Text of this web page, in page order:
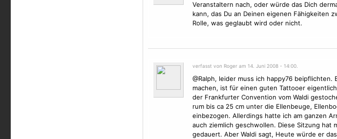
Veranstaltern nach, oder würde das Dich
kann, das Du an Deinen eigenen Fähigkeiten
Rolle, was geglaubt wird oder nicht.
verfasst von Roger am 14. Juni 2008 - 14:00.
@Ralph, leider muss ich happy76
machen, ist für einen guten Tattooer
der Frankfurter Convention vom Waldi
rum bis ca 25 cm unter die Ellenbeuge,
einbezogen. Allerdings hatte ich am ganzen
auch ziemlich geschwollen. Diese Sitzung hat
gedauert. Aber Waldi sagt, Heute würde er